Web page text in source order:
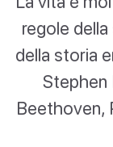
regole
della storia
Stephen
Beethoven,